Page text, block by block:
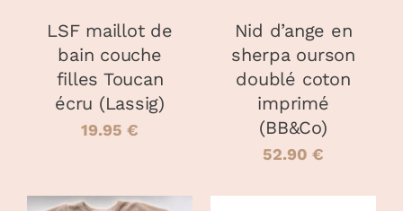
PEUVENT
ÊTRE
CHOISIES
SUR
LA
PAGE
DU
LSF maillot de
bain couche
filles Toucan
écru (Lassig)
19.95 €
Nid d’ange en
sherpa ourson
doublé coton
imprimé
(BB&Co)
52.90 €